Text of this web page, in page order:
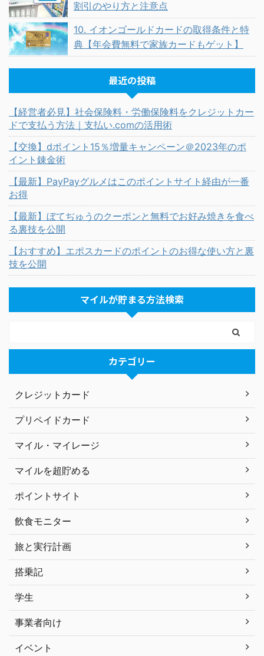
割引のやり方と注意点
10. イオンゴールドカードの取得条件と特
典【年会費無料で家族カードもゲット】
最近の投稿
【経営者必見】社会保険料・労働保険料をクレジットカー
ドで支払う方法｜支払い.comの活用術
【交換】dポイント15％増量キャンペーン＠2023年のポ
イント錬金術
【最新】PayPayグルメはこのポイントサイト経由が一番
お得
【最新】ぼてぢゅうのクーポンと無料でお好み焼きを食べ
る裏技を公開
【おすすめ】エポスカードのポイントのお得な使い方と裏
技を公開
マイルが貯まる方法検索
カテゴリー
クレジットカード
プリペイドカード
マイル・マイレージ
マイルを超貯める
ポイントサイト
飲食モニター
旅と実行計画
搭乗記
学生
事業者向け
イベント